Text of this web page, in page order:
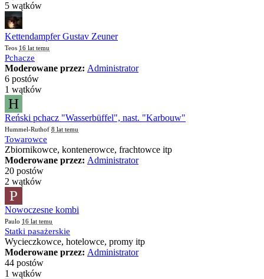
5 wątków
Kettendampfer Gustav Zeuner
Teos 16 lat temu
Pchacze
Moderowane przez: Administrator
6 postów
1 wątków
H
Reński pchacz "Wasserbüffel", nast. "Karbouw"
Hummel-Ruthof 8 lat temu
Towarowce
Zbiornikowce, kontenerowce, frachtowce itp
Moderowane przez: Administrator
20 postów
2 wątków
P
Nowoczesne kombi
Paulo 16 lat temu
Statki pasażerskie
Wycieczkowce, hotelowce, promy itp
Moderowane przez: Administrator
44 postów
1 wątków